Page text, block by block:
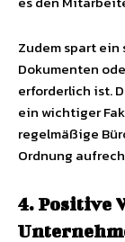
Zudem spart ein
Dokumenten
erforderlich ist.
ein wichtiger
regelmäßige
Ordnung
4. Positive